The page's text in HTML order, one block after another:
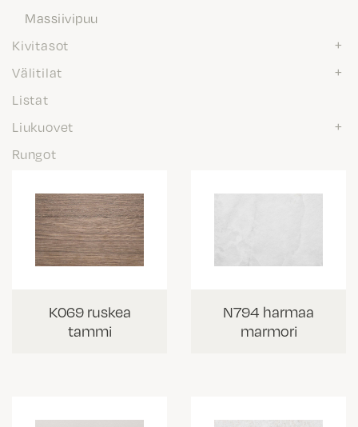
Massiivipuu
Kivitasot
Välitilat
Listat
Liukuovet
Rungot
K069 ruskea
tammi
N794 harmaa
marmori